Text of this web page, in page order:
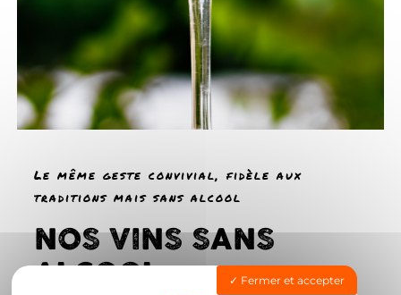
Le même geste convivial, fidèle aux
traditions mais sans alcool
NOS VINS SANS
ALCOOL
Fermer et accepter